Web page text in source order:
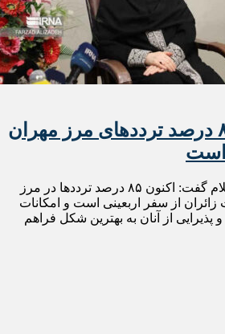
استاندار ایلام: ۸۵ درصد ترددهای مرز مهران
است
پویاخبر - ایلام -استاندار ایلام گفت: اکنون ۸۵ درصد ترددها در مرز
از سفر اربعینی است و امکانات
از آنان به بهترین شکل فراهم